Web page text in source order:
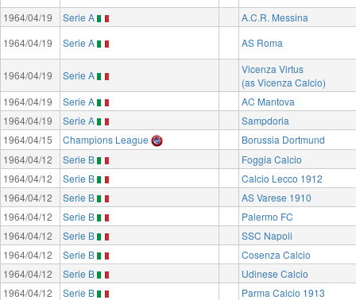
1964/04/19
Serie A
A.C.R. Messina
1964/04/19
Serie A AS Roma
1964/04/19 Serie A
Vicenza Virtus
(as Vicenza Calcio)
1964/04/19
Serie A
AC Mantova
1964/04/19
Serie A
Sampdoria
1964/04/15
Champions League
Borussia Dortmund
1964/04/12
Serie B
Foggia Calcio
1964/04/12
Serie B
Calcio Lecco 1912
1964/04/12
Serie B
AS Varese 1910
1964/04/12
Serie B
Palermo FC
1964/04/12
Serie B
SSC Napoli
1964/04/12
Serie B
Cosenza Calcio
1964/04/12
Serie B
Udinese Calcio
1964/04/12
Serie B
Parma Calcio 1913